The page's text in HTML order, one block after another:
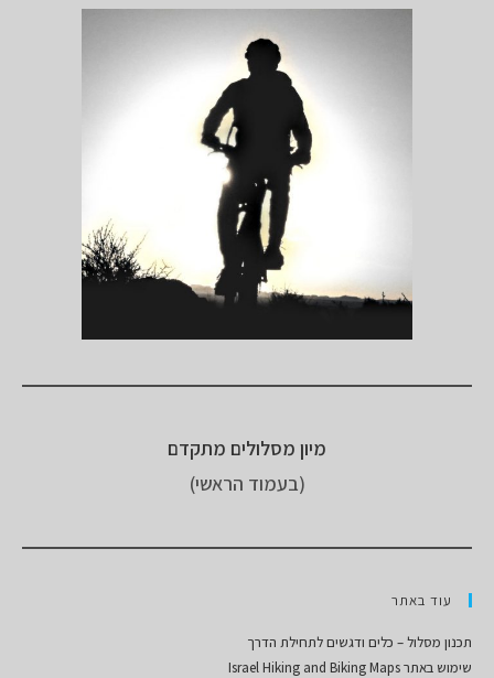
מיון מסלולים מתקדם
(בעמוד הראשי)
עוד באתר
תכנון מסלול – כלים ודגשים לתחילת הדרך
שימוש באתר Israel Hiking and Biking Maps